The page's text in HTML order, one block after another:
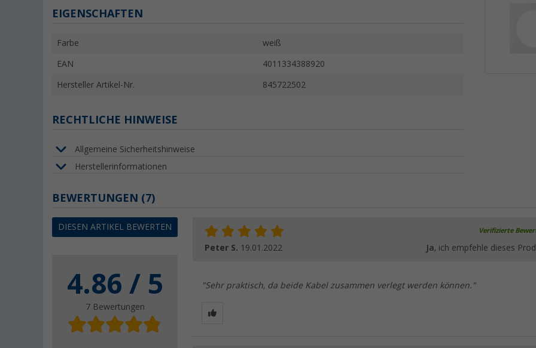
EIGENSCHAFTEN
Farbe weiß
EAN 4011334388920
Hersteller Artikel-Nr. 845722502
RECHTLICHE HINWEISE
Allgemeine Sicherheitshinweise
Herstellerinformationen
BEWERTUNGEN (7)
DIESEN ARTIKEL BEWERTEN
4.86 / 5
7 Bewertungen
Verifizierte
Peter S. 19.01.2022 Ja, ich empfehle dieses
"Sehr praktisch, da beide Kabel zusammen verlegt werden können."